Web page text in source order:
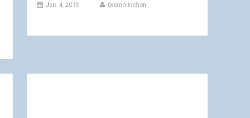
Jan. 4, 2013 Gismolinchen